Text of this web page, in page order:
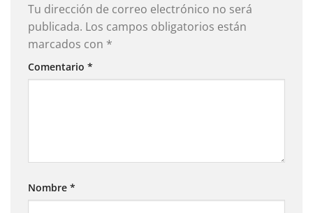
Tu dirección de correo electrónico no será
publicada. Los campos obligatorios están
marcados con *
Comentario *
Nombre *